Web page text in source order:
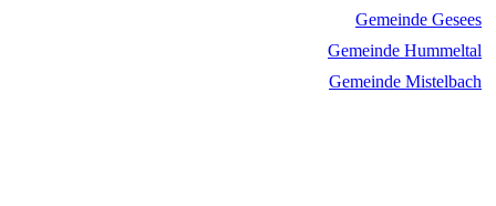
Gemeinde Gesees
Gemeinde Hummeltal
Gemeinde Mistelbach